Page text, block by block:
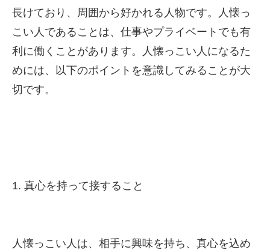
長けており、周囲から好かれる人物です。人懐っ
こい人であることは、仕事やプライベートでも有
利に働くことがあります。人懐っこい人になるた
めには、以下のポイントを意識してみることが大
切です。
1. 真心を持って接すること
人懐っこい人は、相手に興味を持ち、真心を込め